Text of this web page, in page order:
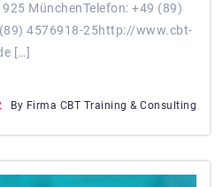
MünchenTelefon: +49 (89)
4576918-25http://www.cbt-
[…]
By Firma CBT Training & Consulting